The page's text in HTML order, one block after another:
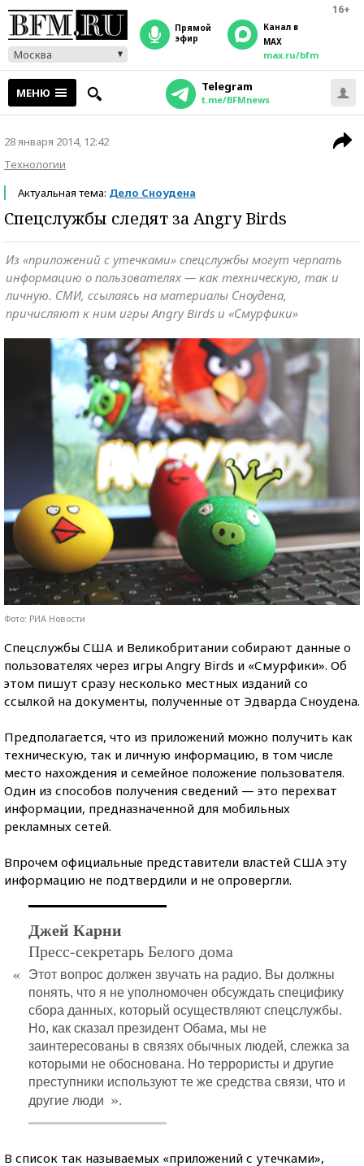
16+
Москва
прямой
эфир
Канал в
MAX
max.ru/bfm
МЕНЮ Telegram
t.me/BFMnews
28 января 2014, 12:42
Технологии
Актуальная тема: Дело Сноудена
Спецслужбы следят за Angry Birds
Из «приложений с утечками» спецслужбы могут черпать
информацию о пользователях — как техническую, так и
личную. СМИ, ссылаясь на материалы Сноудена,
причисляют к ним игры Angry Birds и «Смурфики»
Фото: РИА Новости
Спецслужбы США и Великобритании собирают данные о
пользователях через игры Angry Birds и «Смурфики». Об
этом пишут сразу несколько местных изданий со
ссылкой на документы, полученные от Эдварда Сноудена.
Предполагается, что из приложений можно получить как
техническую, так и личную информацию, в том числе
место нахождения и семейное положение пользователя.
Один из способов получения сведений — это перехват
информации, предназначенной для мобильных
рекламных сетей.
Впрочем официальные представители властей США эту
информацию не подтвердили и не опровергли.
Джей Карни
Пресс-секретарь Белого дома
«
Этот вопрос должен звучать на радио. Вы должны
понять, что я не уполномочен обсуждать специфику
сбора данных, который осуществляют спецслужбы.
Но, как сказал президент Обама, мы не
заинтересованы в связях обычных людей, слежка за
которыми не обоснована. Но террористы и другие
преступники используют те же средства связи, что и
другие люди ».
В список так называемых «приложений с утечками»,